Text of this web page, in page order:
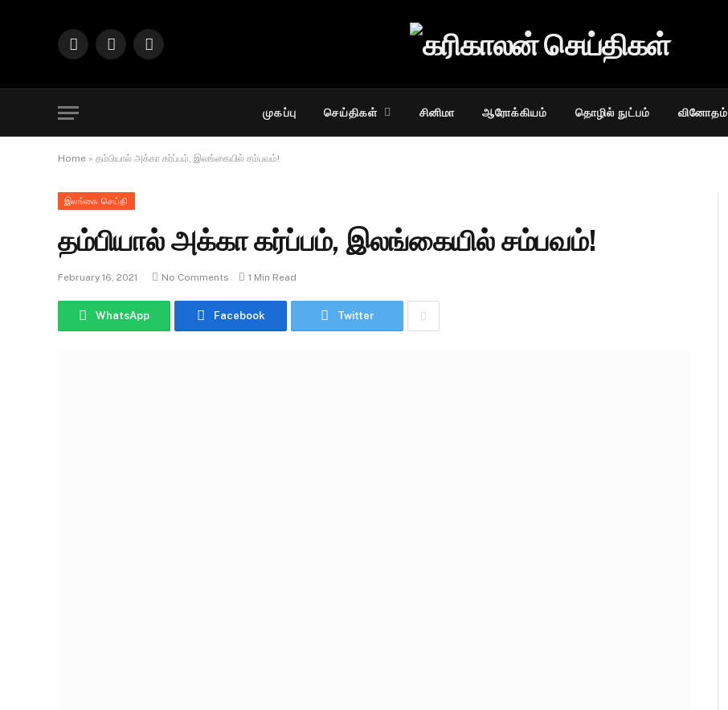
FacebookTwitterInstagram
முகப்பு செய்திகள் சினிமா ஆரோக்கியம் தொழில் நுட்பம் வினோதம்
Home » தம்பியால் அக்கா கர்ப்பம், இலங்கையில் சம்பவம்!
இலங்கை செய்தி
தம்பியால் அக்கா கர்ப்பம், இலங்கையில் சம்பவம்!
February 16, 2021 No Comments 1 Min Read
WhatsApp Facebook Twitter